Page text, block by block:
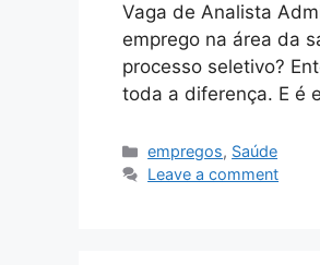
Vaga de Analista
emprego na área da
processo seletivo?
toda a diferença. E é
Categories
empregos, Saúde
Leave a comment